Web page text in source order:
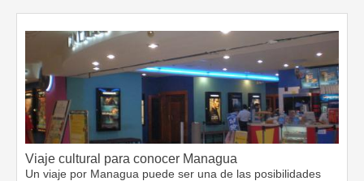
Viaje cultural para conocer Managua
Un viaje por Managua puede ser una de las posibilidades